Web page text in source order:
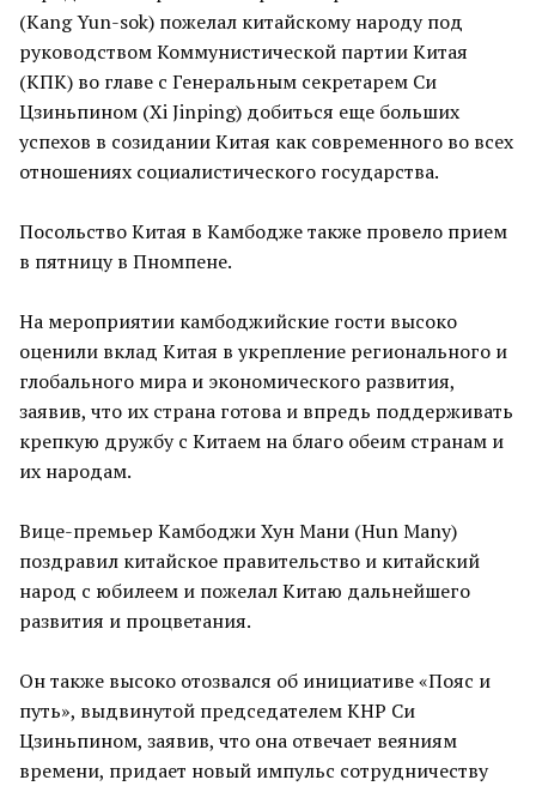
(Kang Yun-sok) пожелал китайскому народу под
руководством Коммунистической партии Китая
(КПК) во главе с Генеральным секретарем Си
Цзиньпином (Xi Jinping) добиться еще больших
успехов в созидании Китая как современного во всех
отношениях социалистического государства.
Посольство Китая в Камбодже также провело прием
в пятницу в Пномпене.
На мероприятии камбоджийские гости высоко
оценили вклад Китая в укрепление регионального и
глобального мира и экономического развития,
заявив, что их страна готова и впредь поддерживать
крепкую дружбу с Китаем на благо обеим странам и
их народам.
Вице-премьер Камбоджи Хун Мани (Hun Many)
поздравил китайское правительство и китайский
народ с юбилеем и пожелал Китаю дальнейшего
развития и процветания.
Он также высоко отозвался об инициативе «Пояс и
путь», выдвинутой председателем КНР Си
Цзиньпином, заявив, что она отвечает веяниям
времени, придает новый импульс сотрудничеству